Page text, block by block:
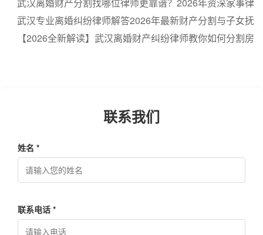
师这样选不吃亏
武汉专业离婚纠纷律师解答2026年最新财产分割与子女抚
养权争议问题
【2026全新解读】武汉离婚财产纠纷律师教你如何分割房
联系我们
姓名 *
联系电话 *